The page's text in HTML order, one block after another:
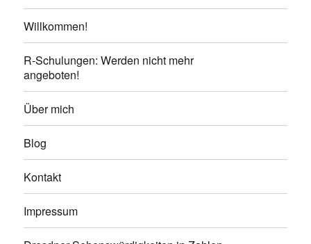
Willkommen!
R-Schulungen: Werden nicht mehr
angeboten!
Über mich
Blog
Kontakt
Impressum